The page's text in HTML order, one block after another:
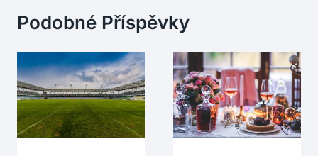
Podobné Příspěvky